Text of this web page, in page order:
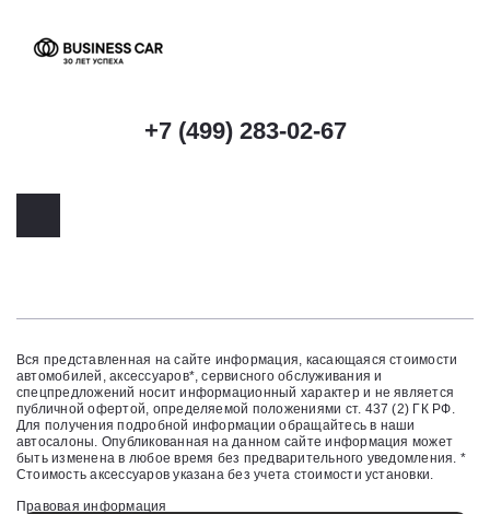
+7 (499) 283-02-67
Вся представленная на сайте информация, касающаяся стоимости
автомобилей, аксессуаров*, сервисного обслуживания и
спецпредложений носит информационный характер и не является
публичной офертой, определяемой положениями ст. 437 (2) ГК РФ.
Для получения подробной информации обращайтесь в наши
автосалоны. Опубликованная на данном сайте информация может
быть изменена в любое время без предварительного уведомления. *
Стоимость аксессуаров указана без учета стоимости установки.
Правовая информация